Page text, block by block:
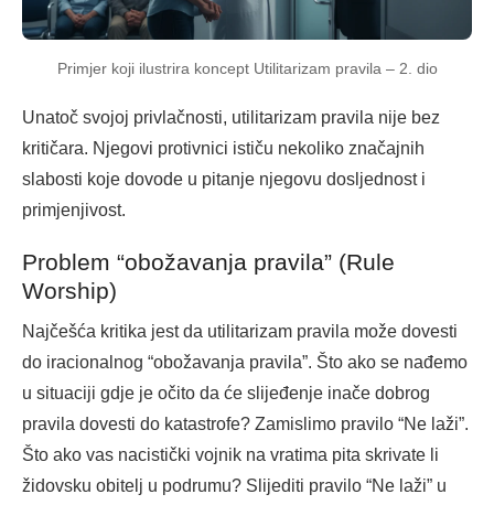
Primjer koji ilustrira koncept Utilitarizam pravila – 2. dio
Unatoč svojoj privlačnosti, utilitarizam pravila nije bez
kritičara. Njegovi protivnici ističu nekoliko značajnih
slabosti koje dovode u pitanje njegovu dosljednost i
primjenjivost.
Problem “obožavanja pravila” (Rule
Worship)
Najčešća kritika jest da utilitarizam pravila može dovesti
do iracionalnog “obožavanja pravila”. Što ako se nađemo
u situaciji gdje je očito da će slijeđenje inače dobrog
pravila dovesti do katastrofe? Zamislimo pravilo “Ne laži”.
Što ako vas nacistički vojnik na vratima pita skrivate li
židovsku obitelj u podrumu? Slijediti pravilo “Ne laži” u